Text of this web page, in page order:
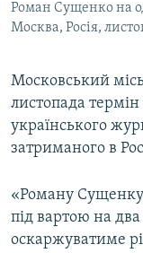
ІНФОГРАФІКА
ДОЛУЧАЙСЯ!
Усі сайти RFE/
Роман Сущенко на
Москва, Росія,
Московський
листопада
українського
затриманого в
«Роману
під вартою на два
оскаржуватиме